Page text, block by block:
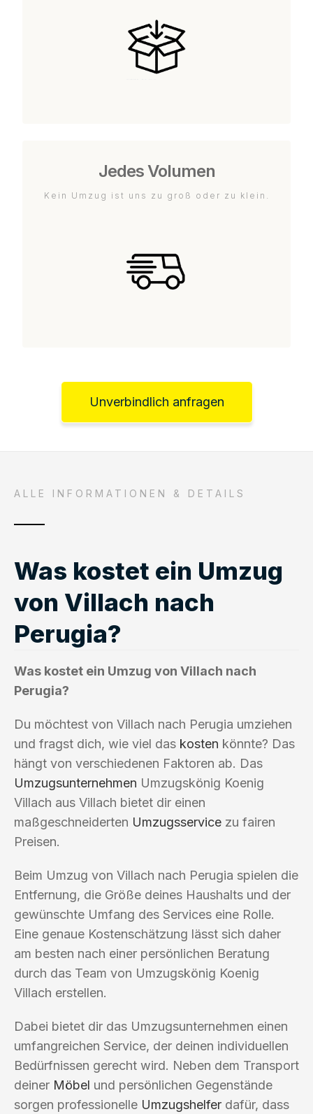
Jedes Volumen
Kein Umzug ist uns zu groß oder zu klein.
Unverbindlich anfragen
ALLE INFORMATIONEN & DETAILS
Was kostet ein Umzug
von Villach nach
Perugia?
Was kostet ein Umzug von Villach nach
Perugia?
Du möchtest von Villach nach Perugia umziehen
und fragst dich, wie viel das kosten könnte? Das
hängt von verschiedenen Faktoren ab. Das
Umzugsunternehmen Umzugskönig Koenig
Villach aus Villach bietet dir einen
maßgeschneiderten Umzugsservice zu fairen
Preisen.
Beim Umzug von Villach nach Perugia spielen die
Entfernung, die Größe deines Haushalts und der
gewünschte Umfang des Services eine Rolle.
Eine genaue Kostenschätzung lässt sich daher
am besten nach einer persönlichen Beratung
durch das Team von Umzugskönig Koenig
Villach erstellen.
Dabei bietet dir das Umzugsunternehmen einen
umfangreichen Service, der deinen individuellen
Bedürfnissen gerecht wird. Neben dem Transport
deiner Möbel und persönlichen Gegenstände
sorgen professionelle Umzugshelfer dafür, dass